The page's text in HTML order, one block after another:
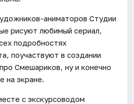
аниматоров Студии
рисуют любимый сериал,
подробностях
поучаствуют в создании
Смешариков, ну и конечно
на экране.
с экскурсоводом